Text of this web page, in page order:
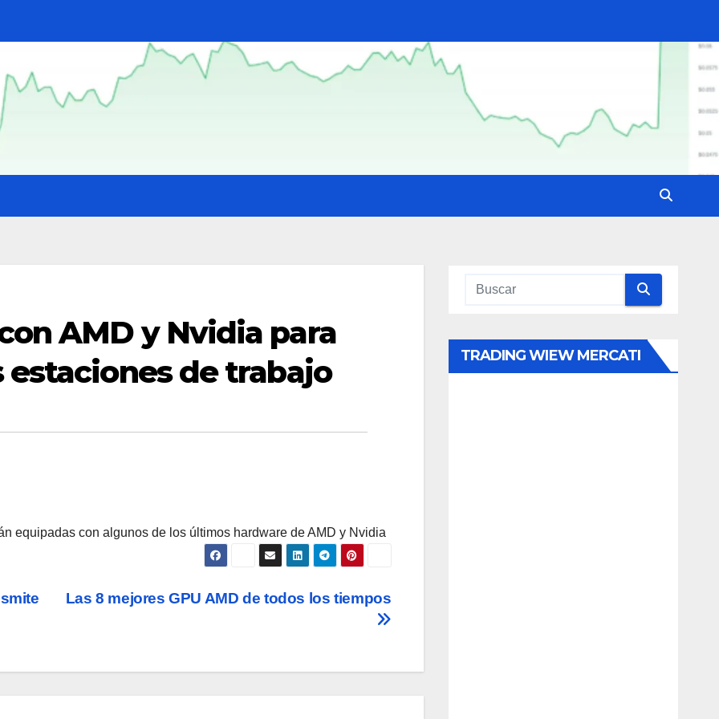
AMD y Nvidia para
estaciones de trabajo
equipadas con algunos de los últimos hardware de AMD y Nvidia
Las 8 mejores GPU AMD de todos los tiempos
TRADING WIEW MERCATI